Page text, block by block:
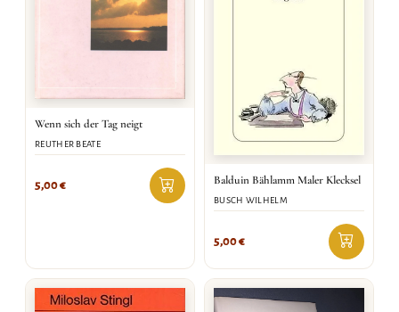
Wenn sich der Tag neigt
REUTHER BEATE
5,00€ Balduin Bählamm Maler Klecksel
BUSCH WILHELM
5,00€